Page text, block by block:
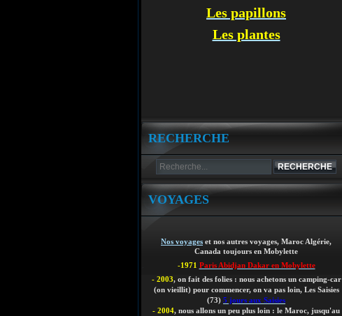
Les papillons
Les plantes
RECHERCHE
VOYAGES
Nos voyages et nos autres voyages, Maroc Algérie,
Canada toujours en Mobylette
-1971 Paris Abidjan Dakar en Mobylette
- 2003, on fait des folies : nous achetons un camping-car
(on vieillit) pour commencer, on va pas loin, Les Saisies
(73) 5 jours aux Saisies
- 2004, nous allons un peu plus loin : le Maroc, jusqu'au